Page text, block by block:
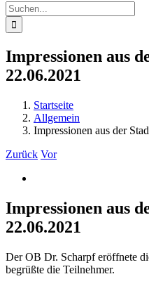
Suche
nach:
Impressionen aus
22.06.2021
Startseite
Allgemein
Impressionen aus der
Zurück Vor
Impressionen aus
22.06.2021
Der OB Dr. Scharpf eröffnete
begrüßte die Teilnehmer.